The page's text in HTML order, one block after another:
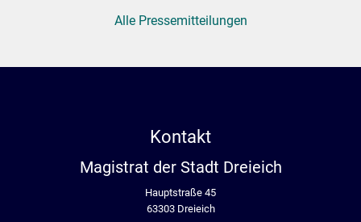
Alle Pressemitteilungen
Kontakt
Magistrat der Stadt Dreieich
Hauptstraße 45
63303 Dreieich